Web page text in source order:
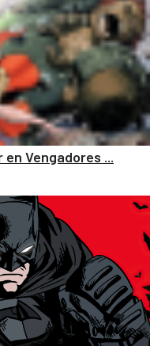
Vengadores ...